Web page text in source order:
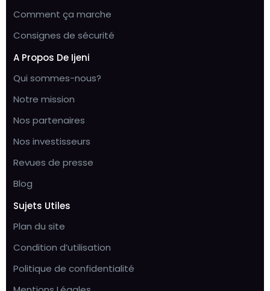
Comment ça marche
Consignes de sécurité
A Propos De Ijeni
Qui sommes-nous?
Notre mission
Nos partenaires
Nos investisseurs
Revues de presse
Blog
Sujets Utiles
Plan du site
Condition d’utilisation
Politique de confidentialité